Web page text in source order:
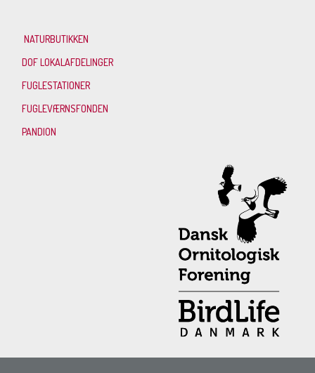
NATURBUTIKKEN
DOF LOKALAFDELINGER
FUGLESTATIONER
FUGLEVÆRNSFONDEN
PANDION